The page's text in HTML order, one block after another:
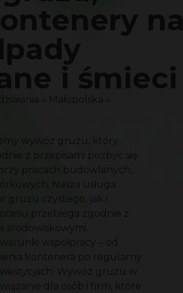
na
i śmieci
Małopolska
wywóz gruzu, który
z przepisami pozbyć się
pracach budowlanych,
Nasza usługa
gruzu czystego, jak i
przebiega zgodnie z
środowiskowymi.
współpracy – od
kontenera po regularny
Wywóz gruzu w
dla osób i firm, które